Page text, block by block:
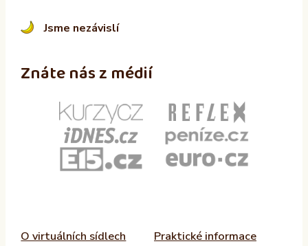
Jsme nezávislí
Znáte nás z médií
O virtuálních sídlech
Praktické informace